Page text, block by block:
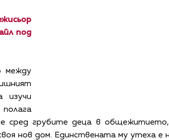
под
между
изучи
сред грубите деца в
нов дом. Единствената му утеха е